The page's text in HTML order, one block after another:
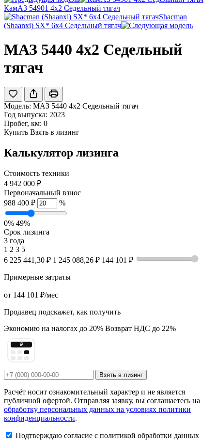
КамАЗ 54901 4x2 Седельный тягач
Shacman
(Shaanxi) SX* 6x4 Седельный тягач
МАЗ 5440 4x2 Седельный
тягач
Модель: МАЗ 5440 4x2 Седельный тягач
Год выпуска: 2023
Пробег, км: 0
Купить Взять в лизинг
Калькулятор лизинга
Стоимость техники
4 942 000 ₽
Первоначальный взнос
988 400 ₽
%
0% 49%
Срок лизинга
3 года
1 2 3 5
6 225 441,30 ₽ 1 245 088,26 ₽ 144 101 ₽
Примерные затраты
от 144 101 ₽/мес
Продавец подскажет, как получить
Экономию на налогах до 20% Возврат НДС до 22%
₽
Взять в лизинг
Расчёт носит ознакомительный характер и не является
публичной офертой. Отправляя заявку, вы соглашаетесь на
обработку персональных данных на условиях политики
конфиденциальности.
Подтверждаю согласие с политикой обработки данных